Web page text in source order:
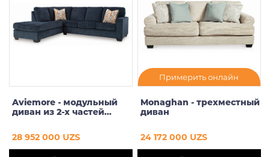
Aviemore - модульный
диван из 2-х частей
28 952 000 UZS
Примерить онлайн
Monaghan - трехместный
диван
24 172 000 UZS